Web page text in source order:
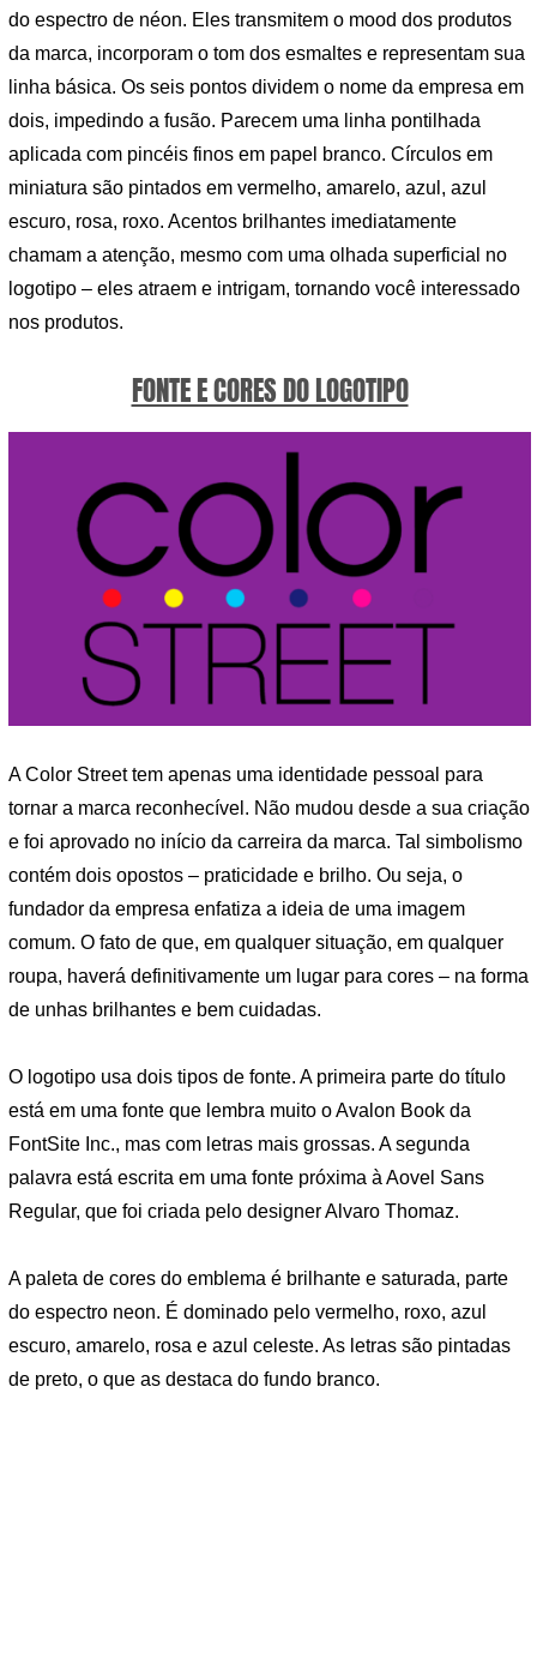
do espectro de néon. Eles transmitem o mood dos produtos
da marca, incorporam o tom dos esmaltes e representam sua
linha básica. Os seis pontos dividem o nome da empresa em
dois, impedindo a fusão. Parecem uma linha pontilhada
aplicada com pincéis finos em papel branco. Círculos em
miniatura são pintados em vermelho, amarelo, azul, azul
escuro, rosa, roxo. Acentos brilhantes imediatamente
chamam a atenção, mesmo com uma olhada superficial no
logotipo – eles atraem e intrigam, tornando você interessado
nos produtos.
FONTE E CORES DO LOGOTIPO
A Color Street tem apenas uma identidade pessoal para
tornar a marca reconhecível. Não mudou desde a sua criação
e foi aprovado no início da carreira da marca. Tal simbolismo
contém dois opostos – praticidade e brilho. Ou seja, o
fundador da empresa enfatiza a ideia de uma imagem
comum. O fato de que, em qualquer situação, em qualquer
roupa, haverá definitivamente um lugar para cores – na forma
de unhas brilhantes e bem cuidadas.
O logotipo usa dois tipos de fonte. A primeira parte do título
está em uma fonte que lembra muito o Avalon Book da
FontSite Inc., mas com letras mais grossas. A segunda
palavra está escrita em uma fonte próxima à Aovel Sans
Regular, que foi criada pelo designer Alvaro Thomaz.
A paleta de cores do emblema é brilhante e saturada, parte
do espectro neon. É dominado pelo vermelho, roxo, azul
escuro, amarelo, rosa e azul celeste. As letras são pintadas
de preto, o que as destaca do fundo branco.